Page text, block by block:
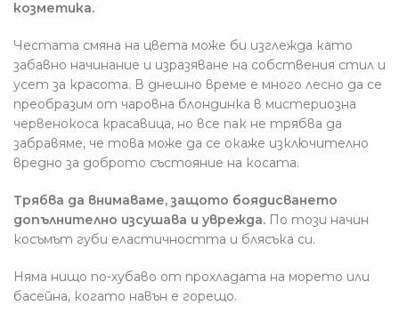
козметика.
Честата смяна на цвета може би изглежда като
забавно начинание и изразяване на собствения стил и
усет за красота. В днешно време е много лесно да се
преобразим от чаровна блондинка в мистериозна
червенокоса красавица, но все пак не трябва да
забравяме, че това може да се окаже изключително
вредно за доброто състояние на косата.
Трябва да внимаваме, защото боядисването
допълнително изсушава и уврежда. По този начин
косъмът губи еластичността и блясъка си.
Няма нищо по-хубаво от прохладата на морето или
басейна, когато навън е горещо.